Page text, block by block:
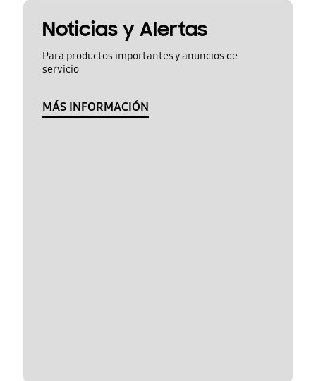
Noticias y Alertas
Para productos importantes y anuncios de
servicio
MÁS INFORMACIÓN